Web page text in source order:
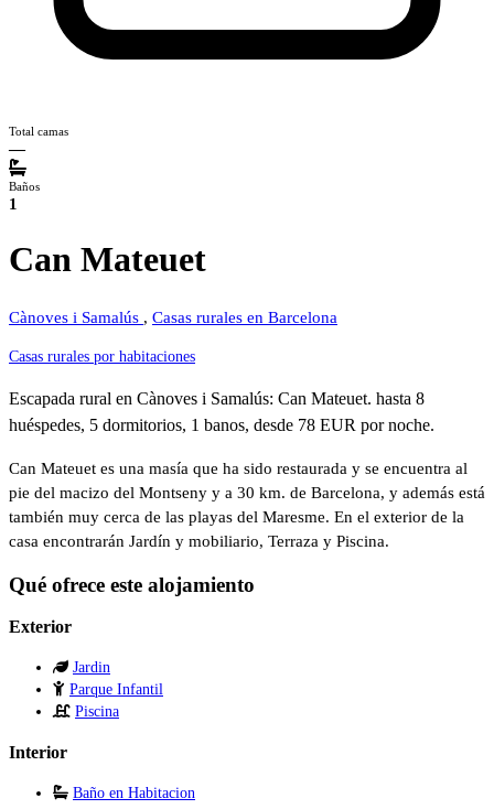
Total camas
—
Baños
1
Can Mateuet
Cànoves i Samalús , Casas rurales en Barcelona
Casas rurales por habitaciones
Escapada rural en Cànoves i Samalús: Can Mateuet. hasta 8
huéspedes, 5 dormitorios, 1 banos, desde 78 EUR por noche.
Can Mateuet es una masía que ha sido restaurada y se encuentra al
pie del macizo del Montseny y a 30 km. de Barcelona, y además está
también muy cerca de las playas del Maresme. En el exterior de la
casa encontrarán Jardín y mobiliario, Terraza y Piscina.
Qué ofrece este alojamiento
Exterior
Jardin
Parque Infantil
Piscina
Interior
Baño en Habitacion